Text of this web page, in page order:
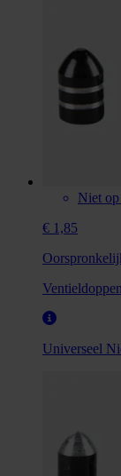
Niet
€ 1,85
Universeel